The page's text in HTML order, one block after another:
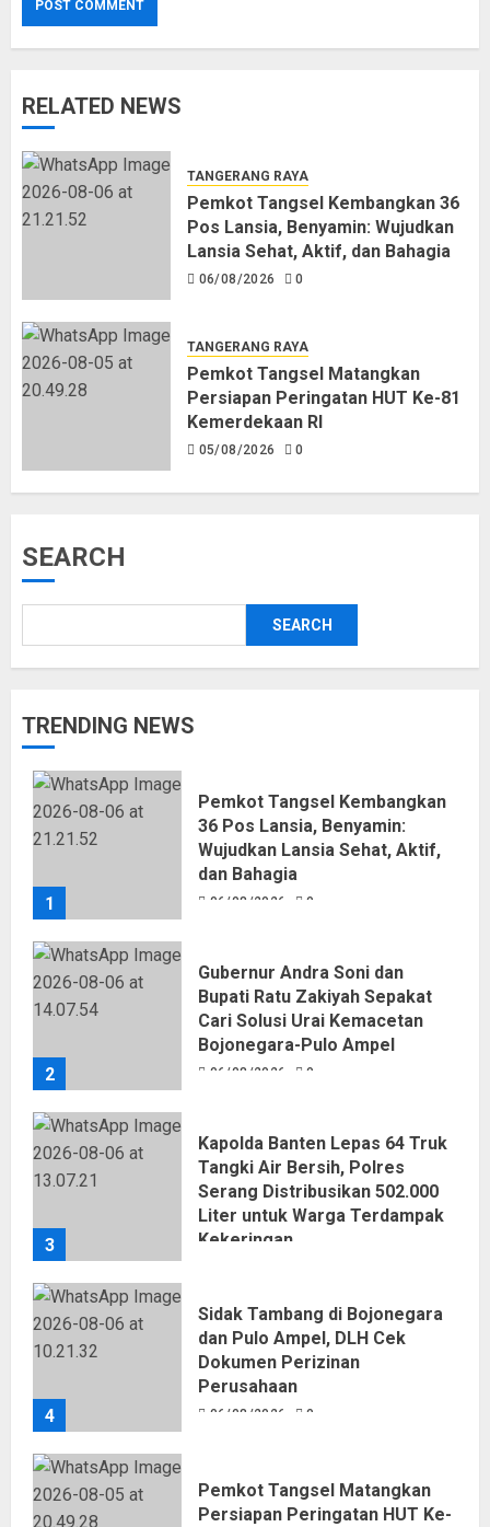
RELATED NEWS
TANGERANG RAYA
Pemkot Tangsel Kembangkan 36
Pos Lansia, Benyamin: Wujudkan
Lansia Sehat, Aktif, dan Bahagia
06/08/2026 0
TANGERANG RAYA
Pemkot Tangsel Matangkan
Persiapan Peringatan HUT Ke-81
Kemerdekaan RI
05/08/2026 0
SEARCH
SEARCH
TRENDING NEWS
1
Pemkot Tangsel Kembangkan
36 Pos Lansia, Benyamin:
Wujudkan Lansia Sehat, Aktif,
dan Bahagia
06/08/2026 0
2
Gubernur Andra Soni dan
Bupati Ratu Zakiyah Sepakat
Cari Solusi Urai Kemacetan
Bojonegara-Pulo Ampel
06/08/2026 0
3
Kapolda Banten Lepas 64 Truk
Tangki Air Bersih, Polres
Serang Distribusikan 502.000
Liter untuk Warga Terdampak
Kekeringan
4
Sidak Tambang di Bojonegara
dan Pulo Ampel, DLH Cek
Dokumen Perizinan
Perusahaan
06/08/2026 0
Pemkot Tangsel Matangkan
Persiapan Peringatan HUT Ke-